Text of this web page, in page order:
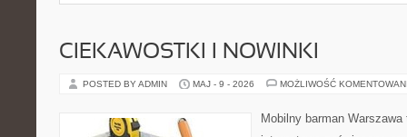
CIEKAWOSTKI I NOWINKI
POSTED BY ADMIN MAJ - 9 - 2026 MOŻLIWOŚĆ
Mobilny barman